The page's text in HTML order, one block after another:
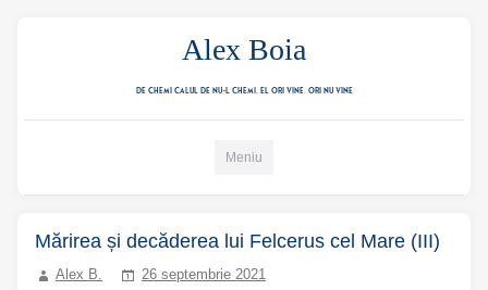
Alex Boia
De chemi calul de nu-l chemi, el ori vine. ori nu vine
Meniu
Mărirea și decăderea lui Felcerus cel Mare (III)
Alex B. 26 septembrie 2021